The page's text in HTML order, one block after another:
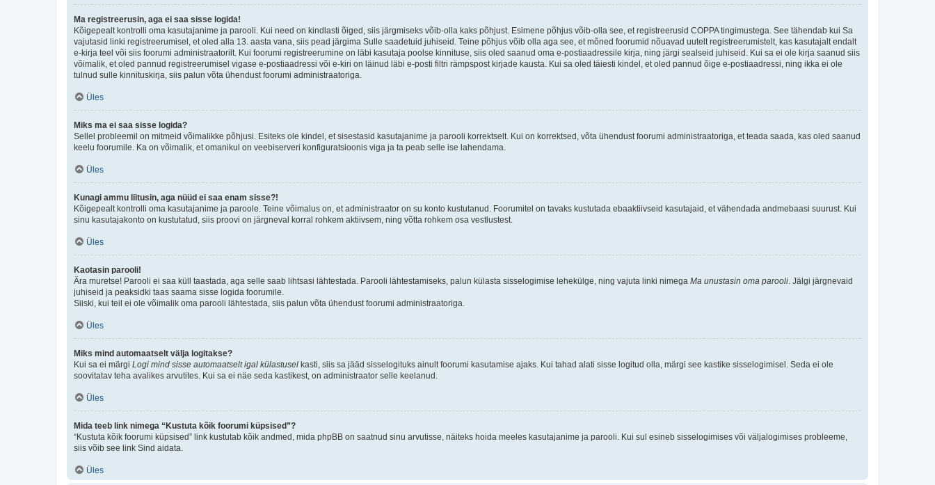
Ma registreerusin, aga ei saa sisse logida!
Kõigepealt kontrolli oma kasutajanime ja parooli. Kui need on kindlasti õiged, siis järgmiseks võib-olla kaks põhjust. Esimene põhjus võib-olla see, et registreerusid COPPA tingimustega. See tähendab kui Sa
vajutasid linki registreerumisel, et oled alla 13. aasta vana, siis pead järgima Sulle saadetuid juhiseid. Teine põhjus võib olla aga see, et mõned foorumid nõuavad uutelt registreerumistelt, kas kasutajalt endalt
e-kirja teel või siis foorumi administraatorilt. Kui foorumi registreerumine on läbi kasutaja poolse kinnituse, siis oled saanud oma e-postiaadressile kirja, ning järgi sealseid juhiseid. Kui sa ei ole kirja saanud siis
võimalik, et oled pannud registreerumisel vigase e-postiaadressi või e-kiri on läinud läbi e-posti filtri rämpspost kirjade kausta. Kui sa oled täiesti kindel, et oled pannud õige e-postiaadressi, ning ikka ei ole
tulnud sulle kinnituskirja, siis palun võta ühendust foorumi administraatoriga.
Üles
Miks ma ei saa sisse logida?
Sellel probleemil on mitmeid võimalikke põhjusi. Esiteks ole kindel, et sisestasid kasutajanime ja parooli korrektselt. Kui on korrektsed, võta ühendust foorumi administraatoriga, et teada saada, kas oled saanud
keelu foorumile. Ka on võimalik, et omanikul on veebiserveri konfiguratsioonis viga ja ta peab selle ise lahendama.
Üles
Kunagi ammu liitusin, aga nüüd ei saa enam sisse?!
Kõigepealt kontrolli oma kasutajanime ja paroole. Teine võimalus on, et administraator on su konto kustutanud. Foorumitel on tavaks kustutada ebaaktiivseid kasutajaid, et vähendada andmebaasi suurust. Kui
sinu kasutajakonto on kustutatud, siis proovi on järgneval korral rohkem aktiivsem, ning võtta rohkem osa vestlustest.
Üles
Kaotasin parooli!
Ära muretse! Parooli ei saa küll taastada, aga selle saab lihtsasi lähtestada. Parooli lähtestamiseks, palun külasta sisselogimise lehekülge, ning vajuta linki nimega Ma unustasin oma parooli . Jälgi järgnevaid
juhiseid ja peaksidki taas saama sisse logida foorumile.
Siiski, kui teil ei ole võimalik oma parooli lähtestada, siis palun võta ühendust foorumi administraatoriga.
Üles
Miks mind automaatselt välja logitakse?
Kui sa ei märgi Logi mind sisse automaatselt igal külastusel kasti, siis sa jääd sisselogituks ainult foorumi kasutamise ajaks. Kui tahad alati sisse logitud olla, märgi see kastike sisselogimisel. Seda ei ole
soovitatav teha avalikes arvutites. Kui sa ei näe seda kastikest, on administraator selle keelanud.
Üles
Mida teeb link nimega “Kustuta kõik foorumi küpsised”?
“Kustuta kõik foorumi küpsised” link kustutab kõik andmed, mida phpBB on saatnud sinu arvutisse, näiteks hoida meeles kasutajanime ja parooli. Kui sul esineb sisselogimises või väljalogimises probleeme,
siis võib see link Sind aidata.
Üles